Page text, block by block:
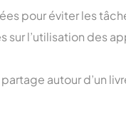
pour éviter les
sur l’utilisation des
autour d’un